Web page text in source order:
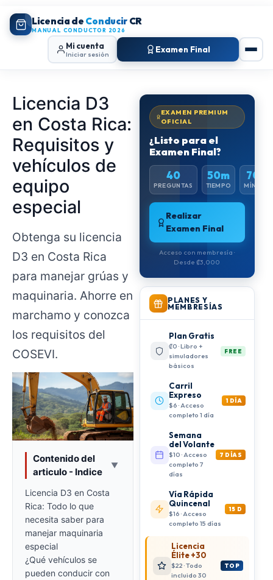
Licencia de Conducir CR
MANUAL CONDUCTOR 2026
Mi cuenta
Iniciar sesión Examen Final
Licencia D3
en Costa Rica:
Requisitos y
vehículos de
equipo
especial
Obtenga su licencia
D3 en Costa Rica
para manejar grúas y
maquinaria. Ahorre en
marchamo y conozca
los requisitos del
COSEVI.
Contenido del
articulo - Indice
▼
Licencia D3 en Costa
Rica: Todo lo que
necesita saber para
manejar maquinaria
especial
¿Qué vehículos se
pueden conducir con
EXAMEN PREMIUM
OFICIAL
¿Listo para el
Examen Final?
40
PREGUNTAS
50m
TIEMPO
70%
MÍNIMO
Realizar
Examen Final
Acceso con membresía ·
Desde ₡3,000
PLANES Y
MEMBRESÍAS
Plan Gratis
₡0 · Libro +
simuladores
básicos
FREE
Carril
Expreso
$6 · Acceso
completo 1 día
1 DÍA
Semana
del Volante
$10 · Acceso
completo 7
días
7 DÍAS
Vía Rápida
Quincenal
$16 · Acceso
completo 15 días
15 D
Licencia
Élite +30
$22 · Todo
incluido 30
TOP